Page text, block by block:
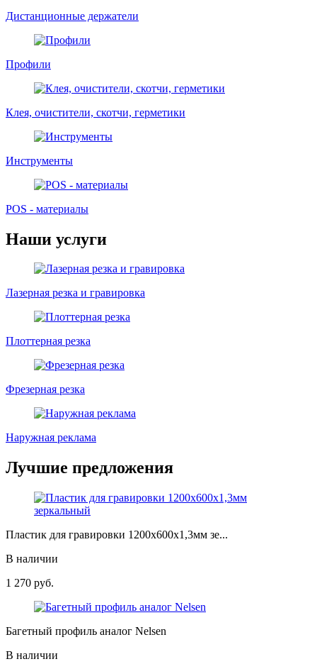
Дистанционные держатели
Профили
Клея, очистители, скотчи, герметики
Инструменты
POS - материалы
Наши услуги
Лазерная резка и гравировка
Плоттерная резка
Фрезерная резка
Наружная реклама
Лучшие предложения
Пластик для гравировки 1200х600х1,3мм зе...
В наличии
1 270 руб.
Багетный профиль аналог Nelsen
В наличии